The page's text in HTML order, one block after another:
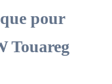
pour
Touareg